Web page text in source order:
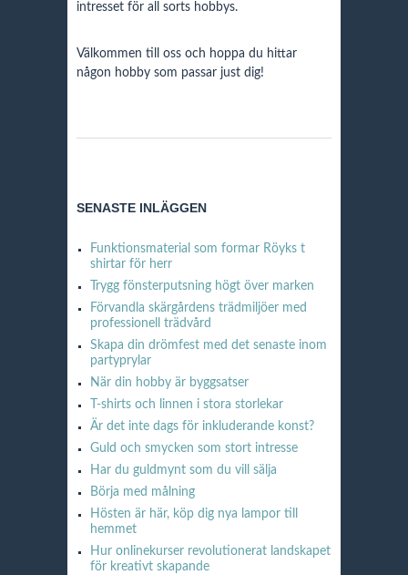
intresset för all sorts hobbys.
Välkommen till oss och hoppa du hittar
någon hobby som passar just dig!
SENASTE INLÄGGEN
Funktionsmaterial som formar Röyks t
shirtar för herr
Trygg fönsterputsning högt över marken
Förvandla skärgårdens trädmiljöer med
professionell trädvård
Skapa din drömfest med det senaste inom
partyprylar
När din hobby är byggsatser
T-shirts och linnen i stora storlekar
Är det inte dags för inkluderande konst?
Guld och smycken som stort intresse
Har du guldmynt som du vill sälja
Börja med målning
Hösten är här, köp dig nya lampor till
hemmet
Hur onlinekurser revolutionerat landskapet
för kreativt skapande